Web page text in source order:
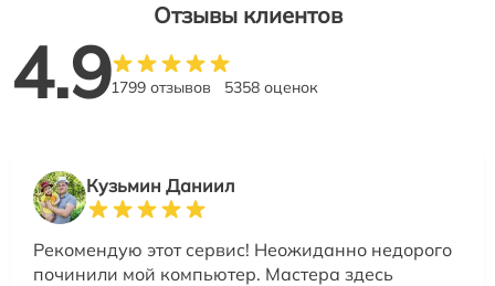
Отзывы клиентов
4.91799 отзывов 5358 оценок
Кузьмин Даниил
Рекомендую этот сервис! Неожиданно недорого
починили мой компьютер. Мастера здесь